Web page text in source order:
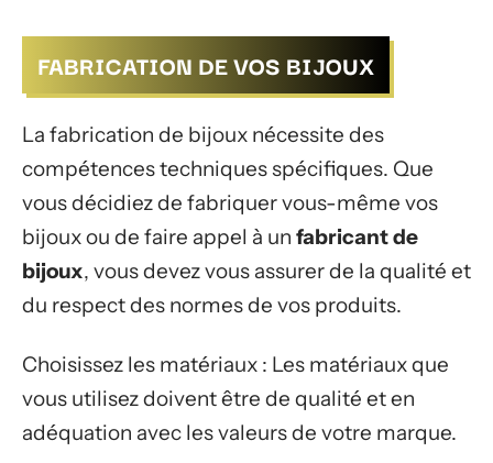
FABRICATION DE VOS BIJOUX
La fabrication de bijoux nécessite des
compétences techniques spécifiques. Que
vous décidiez de fabriquer vous-même vos
bijoux ou de faire appel à un fabricant de
bijoux, vous devez vous assurer de la qualité et
du respect des normes de vos produits.
Choisissez les matériaux : Les matériaux que
vous utilisez doivent être de qualité et en
adéquation avec les valeurs de votre marque.